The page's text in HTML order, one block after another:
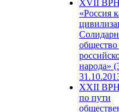
XVII
«Россия
народа»
XXII
по пути